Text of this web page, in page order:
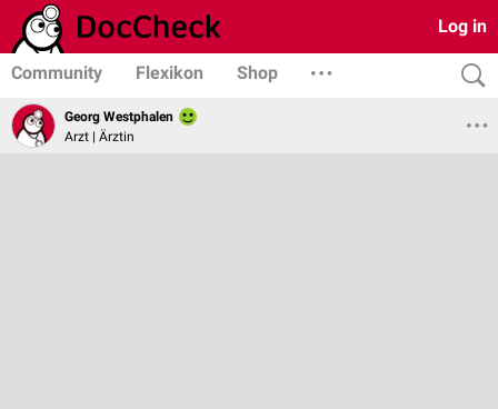
Log in
Community Flexikon Shop
Georg Westphalen
Arzt | Ärztin